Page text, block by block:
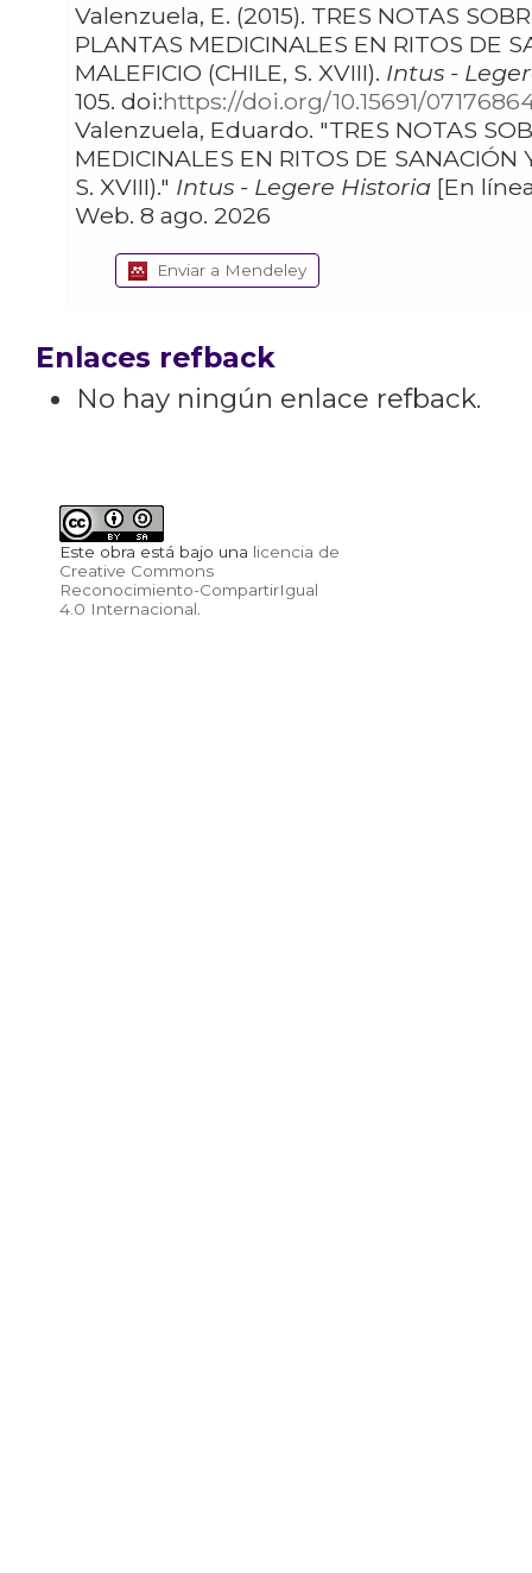
Valenzuela, E. (2015). TRES NOTAS SOBRE
PLANTAS MEDICINALES EN RITOS DE
MALEFICIO (CHILE, S. XVIII). Intus -
105. doi:https://doi.org/10.15691/
Valenzuela, Eduardo. "TRES NOTAS SOBRE PLANTAS
MEDICINALES EN RITOS DE SANACIÓN
S. XVIII)." Intus - Legere Historia [En
Web. 8 ago. 2026
Enviar a Mendeley
Enlaces refback
No hay ningún enlace refback.
Este obra está bajo una licencia de
Creative Commons
Reconocimiento-CompartirIgual
4.0 Internacional